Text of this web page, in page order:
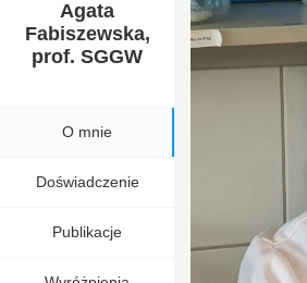
Agata
Fabiszewska,
prof. SGGW
O mnie
Doświadczenie
Publikacje